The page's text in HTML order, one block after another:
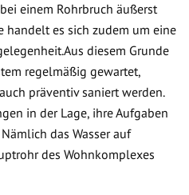
einem Rohrbruch äußerst
handelt es sich zudem um eine
diesem Grunde
regelmäßig gewartet,
präventiv saniert werden.
in der Lage, ihre Aufgaben
das Wasser auf
des Wohnkomplexes